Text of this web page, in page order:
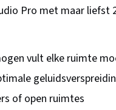
Pro met maar
vult elke ruimte
of open ruimtes